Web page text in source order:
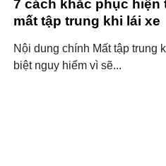
7 cách khắc phục hiện
mất tập trung khi lái xe
Nội dung chính Mất tập trung
biệt nguy hiểm vì sẽ...